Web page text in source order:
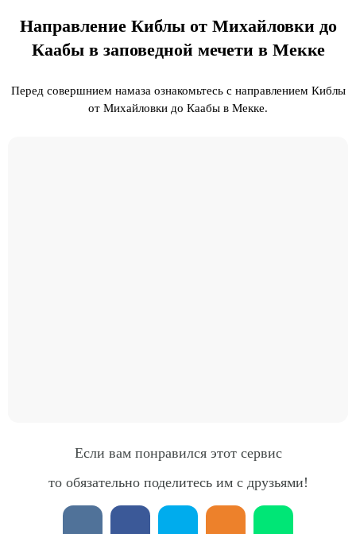
Направление Киблы от Михайловки до
Каабы в заповедной мечети в Мекке
Перед совершнием намаза ознакомьтесь с направлением Киблы
от Михайловки до Каабы в Мекке.
Если вам понравился этот сервис
то обязательно поделитесь им с друзьями!